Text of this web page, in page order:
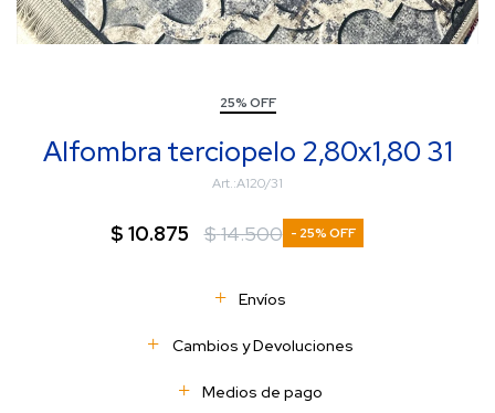
25% OFF
Alfombra terciopelo 2,80x1,80 31
A120/31
$ 10.875 $14.500 25
Envíos
Cambios y Devoluciones
Medios de pago